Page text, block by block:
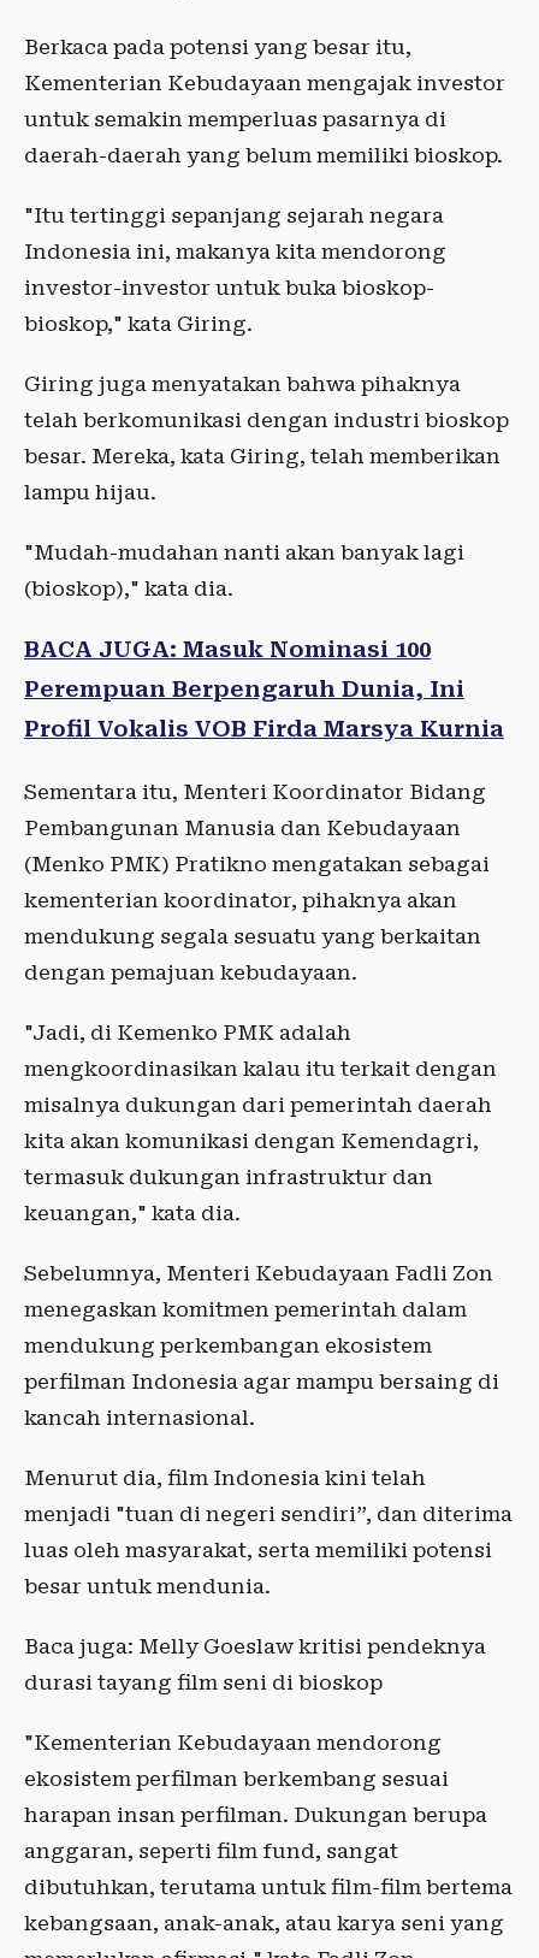
Berkaca pada potensi yang besar itu,
Kementerian Kebudayaan mengajak investor
untuk semakin memperluas pasarnya di
daerah-daerah yang belum memiliki bioskop.
"Itu tertinggi sepanjang sejarah negara
Indonesia ini, makanya kita mendorong
investor-investor untuk buka bioskop-
bioskop," kata Giring.
Giring juga menyatakan bahwa pihaknya
telah berkomunikasi dengan industri bioskop
besar. Mereka, kata Giring, telah memberikan
lampu hijau.
"Mudah-mudahan nanti akan banyak lagi
(bioskop)," kata dia.
BACA JUGA: Masuk Nominasi 100
Perempuan Berpengaruh Dunia, Ini
Profil Vokalis VOB Firda Marsya Kurnia
Sementara itu, Menteri Koordinator Bidang
Pembangunan Manusia dan Kebudayaan
(Menko PMK) Pratikno mengatakan sebagai
kementerian koordinator, pihaknya akan
mendukung segala sesuatu yang berkaitan
dengan pemajuan kebudayaan.
"Jadi, di Kemenko PMK adalah
mengkoordinasikan kalau itu terkait dengan
misalnya dukungan dari pemerintah daerah
kita akan komunikasi dengan Kemendagri,
termasuk dukungan infrastruktur dan
keuangan," kata dia.
Sebelumnya, Menteri Kebudayaan Fadli Zon
menegaskan komitmen pemerintah dalam
mendukung perkembangan ekosistem
perfilman Indonesia agar mampu bersaing di
kancah internasional.
Menurut dia, film Indonesia kini telah
menjadi "tuan di negeri sendiri”, dan diterima
luas oleh masyarakat, serta memiliki potensi
besar untuk mendunia.
Baca juga: Melly Goeslaw kritisi pendeknya
durasi tayang film seni di bioskop
"Kementerian Kebudayaan mendorong
ekosistem perfilman berkembang sesuai
harapan insan perfilman. Dukungan berupa
anggaran, seperti film fund, sangat
dibutuhkan, terutama untuk film-film bertema
kebangsaan, anak-anak, atau karya seni yang